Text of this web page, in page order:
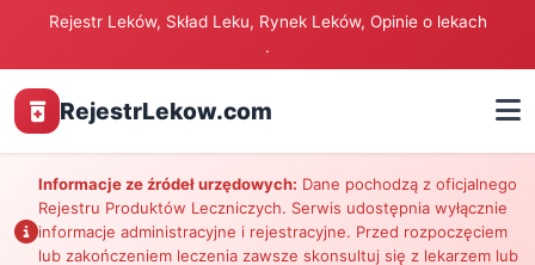
Rejestr Leków, Skład Leku, Rynek Leków, Opinie o lekach
.
RejestrLekow.com
Informacje ze źródeł urzędowych: Dane pochodzą z oficjalnego
Rejestru Produktów Leczniczych. Serwis udostępnia wyłącznie
informacje administracyjne i rejestracyjne. Przed rozpoczęciem
lub zakończeniem leczenia zawsze skonsultuj się z lekarzem lub